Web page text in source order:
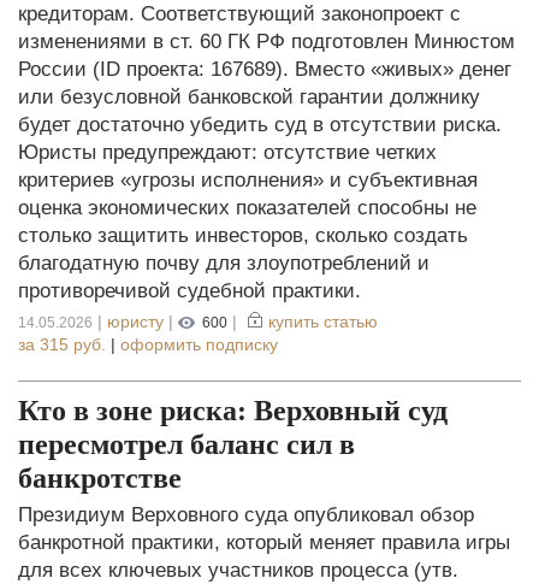
кредиторам. Соответствующий законопроект с
изменениями в ст. 60 ГК РФ подготовлен Минюстом
России (ID проекта: 167689). Вместо «живых» денег
или безусловной банковской гарантии должнику
будет достаточно убедить суд в отсутствии риска.
Юристы предупреждают: отсутствие четких
критериев «угрозы исполнения» и субъективная
оценка экономических показателей способны не
столько защитить инвесторов, сколько создать
благодатную почву для злоупотреблений и
противоречивой судебной практики.
14.05.2026 | юристу | 600 |
купить статью
за 315 руб. | оформить подписку
Кто в зоне риска: Верховный суд
пересмотрел баланс сил в
банкротстве
Президиум Верховного суда опубликовал обзор
банкротной практики, который меняет правила игры
для всех ключевых участников процесса (утв.